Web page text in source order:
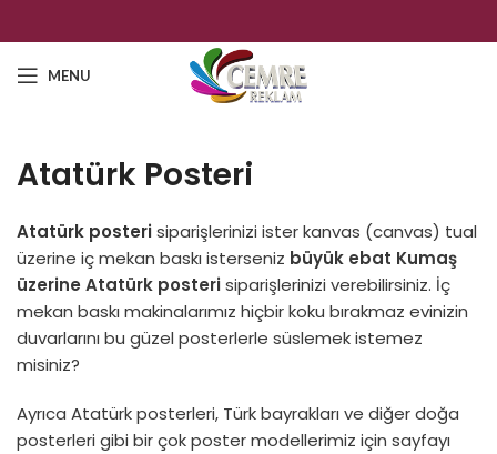
MENU
Atatürk Posteri
Atatürk posterisiparişlerinizi ister kanvas (canvas) tual
üzerine iç mekan baskı isterseniz büyük ebat Kumaş
üzerine Atatürk posterisiparişlerinizi verebilirsiniz. İç
mekan baskı makinalarımız hiçbir koku bırakmaz evinizin
duvarlarını bu güzel posterlerle süslemek istemez
misiniz?
Ayrıca Atatürk posterleri, Türk bayrakları ve diğer doğa
posterleri gibi bir çok poster modellerimiz için sayfayı